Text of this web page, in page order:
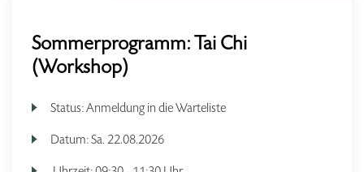
Sommerprogramm: Tai Chi
(Workshop)
Status:Anmeldung in die Warteliste
Datum:Sa. 22.08.2026